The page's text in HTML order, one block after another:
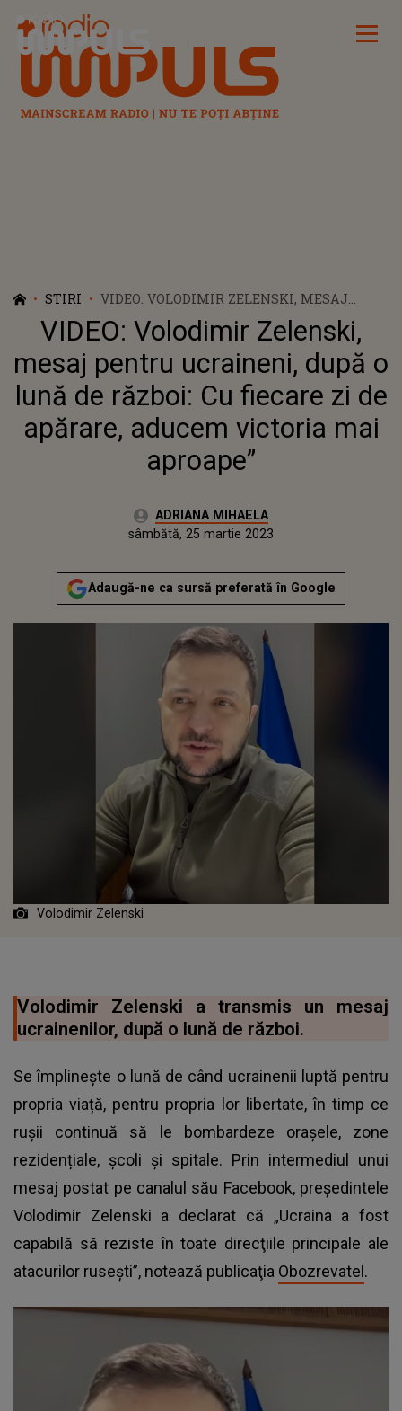
Radio Impuls
STIRI
VIDEO: VOLODIMIR ZELENSKI, MESAJ
PENTRU UCRAINENI, DUPĂ O LUNĂ DE
RĂZBOI: CU FIECARE ZI DE APĂRARE,
ADUCEM VICTORIA MAI APROAPE”
VIDEO: Volodimir Zelenski,
mesaj pentru ucraineni, după o
lună de război: Cu fiecare zi de
apărare, aducem victoria mai
aproape”
Autor:ADRIANA MIHAELA
vineri, 25 martie 2022Actualizat:
sâmbătă, 25 martie 2023
Adaugă-ne ca sursă preferată în Google
Volodimir Zelenski
Volodimir Zelenski a transmis un mesaj
ucrainenilor, după o lună de război.
Se împlinește o lună de când ucrainenii luptă pentru
propria viață, pentru propria lor libertate, în timp ce
rușii continuă să le bombardeze oraşele, zone
rezidențiale, școli și spitale. Prin intermediul unui
mesaj postat pe canalul său Facebook, preşedintele
Volodimir Zelenski a declarat că „Ucraina a fost
capabilă să reziste în toate direcţiile principale ale
atacurilor ruseşti”, notează publicaţia Obozrevatel .